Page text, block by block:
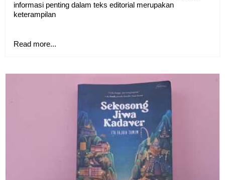
informasi penting dalam teks editorial merupakan
keterampilan
Read more...